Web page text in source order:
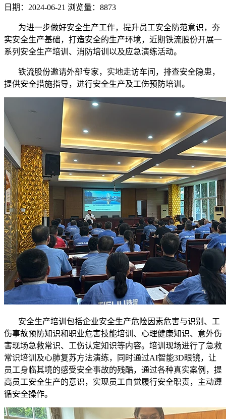
日期：2024-06-21 浏览量：8873
为进一步做好安全生产工作，提升员工安全防范意识，夯
实安全生产基础，打造安全的生产环境，近期铁流股份开展一
系列安全生产培训、消防培训以及应急演练活动。
铁流股份邀请外部专家，实地走访车间，排查安全隐患，
提供安全措施指导，进行安全生产及工伤预防培训。
安全生产培训包括企业安全生产危险因素危害与识别、工
伤事故预防知识和职业危害技能培训、心理健康知识、意外伤
害现场急救常识、工伤认定知识等内容。培训现场进行了急救
常识培训及心肺复苏方法演练，同时通过AI智能3D眼镜，让
员工身临其境的感受安全事故的残酷，通过各种真实案例，提
高员工安全生产的意识，实现员工自觉履行安全职责，主动遵
循安全操作。